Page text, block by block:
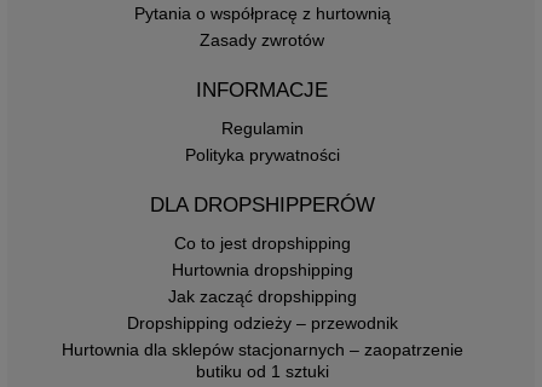
Pytania o współpracę z hurtownią
Zasady zwrotów
INFORMACJE
Regulamin
Polityka prywatności
DLA DROPSHIPPERÓW
Co to jest dropshipping
Hurtownia dropshipping
Jak zacząć dropshipping
Dropshipping odzieży – przewodnik
Hurtownia dla sklepów stacjonarnych – zaopatrzenie
butiku od 1 sztuki